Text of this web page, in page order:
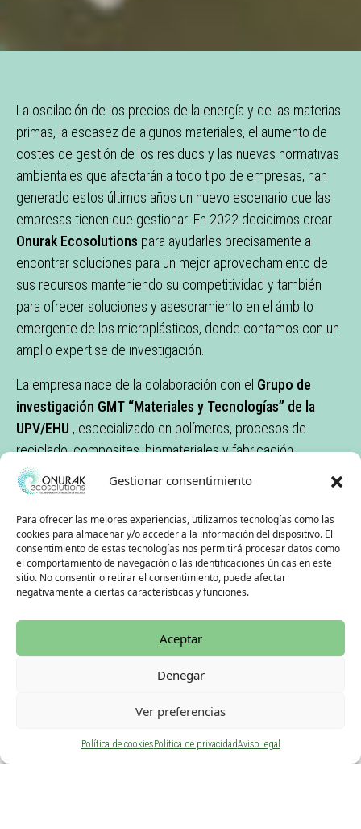
Gestionar consentimiento
Para ofrecer las mejores experiencias, utilizamos tecnologías como las
cookies para almacenar y/o acceder a la información del dispositivo. El
consentimiento de estas tecnologías nos permitirá procesar datos como
el comportamiento de navegación o las identificaciones únicas en este
sitio. No consentir o retirar el consentimiento, puede afectar
negativamente a ciertas características y funciones.
Aceptar
Denegar
Ver preferencias
Política de cookiesPolítica de privacidadAviso legal
La oscilación de los precios de la energía y de las materias
primas, la escasez de algunos materiales, el aumento de
costes de gestión de los residuos y las nuevas normativas
ambientales que afectarán a todo tipo de empresas, han
generado estos últimos años un nuevo escenario que las
empresas tienen que gestionar. En 2022 decidimos crear
Onurak Ecosolutions para ayudarles precisamente a
encontrar soluciones para un mejor aprovechamiento de
sus recursos manteniendo su competitividad y también
para ofrecer soluciones y asesoramiento en el ámbito
emergente de los microplásticos, donde contamos con un
amplio expertise de investigación.
La empresa nace de la colaboración con el Grupo de
investigación GMT “Materiales y Tecnologías” de la
UPV/EHU , especializado en polímeros, procesos de
reciclado, composites, biomateriales y fabricación
avanzada.
WERLINDEN 2022 a la iniciativa emprendedora innovadora,
otorgado por Bic Gipuzkoa y UPV/EHU.
portamos